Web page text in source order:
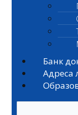
Банк
Адреса